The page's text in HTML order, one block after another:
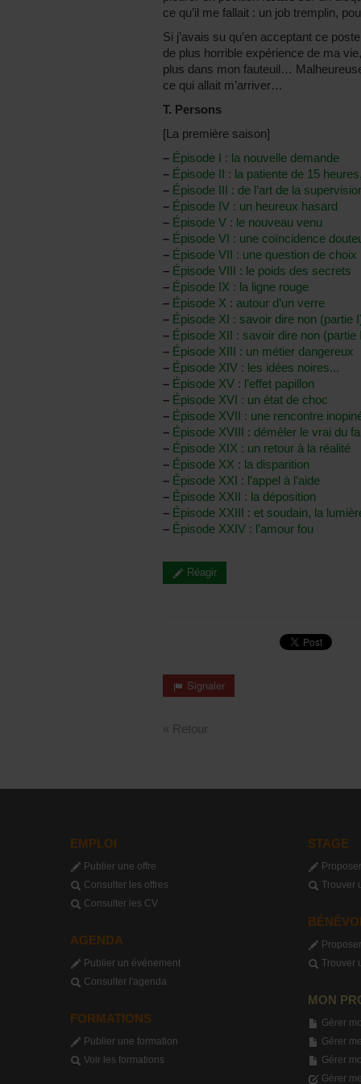
ce qu’il me fallait : un job tremplin,
Si j’avais su qu’en acceptant ce
de plus horrible expérience de ma
plus dans mon fauteuil…
ce qui allait m’arriver…
T. Persons
[La première saison]
– Épisode I : la nouvelle demande
– Épisode II : la patiente de 15
– Épisode III : de l’art de la
– Épisode IV : un heureux hasard
– Épisode V : le nouveau venu
– Épisode VI : une coïncidence
– Épisode VII : une question de choix
– Épisode VIII : le poids des secrets
– Épisode IX : la ligne rouge
– Épisode X : autour d’un verre
– Épisode XI : savoir dire non (partie
– Épisode XII : savoir dire non (partie
– Épisode XIII : un métier dangereux
– Épisode XIV : les idées noires...
– Épisode XV : l’effet papillon
– Épisode XVI : un état de choc
– Épisode XVII : une rencontre
– Épisode XVIII : démêler le vrai du
– Épisode XIX : un retour à la réalité
– Épisode XX : la disparition
– Épisode XXI : l’appel à l’aide
– Épisode XXII : la déposition
– Épisode XXIII : et soudain, la
– Épisode XXIV : l’amour fou
Réagir
Signaler
« Retour
EMPLOI
Publier une offre
Consulter les offres
Consulter les CV
AGENDA
Publier un événement
Consulter l'agenda
FORMATIONS
Publier une formation
Voir les formations
STAGE
Trouver
Trouver
MON
Gérer
Gérer
Gérer
Gérer